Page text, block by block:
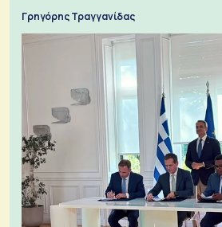
Γρηγόρης Τραγγανίδας